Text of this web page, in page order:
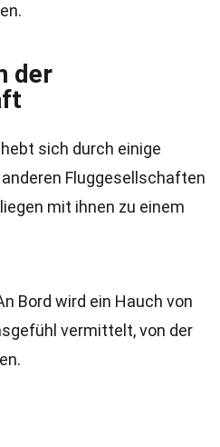
der
sich durch einige
Fluggesellschaften
mit ihnen zu einem
Bord wird ein Hauch von
vermittelt, von der